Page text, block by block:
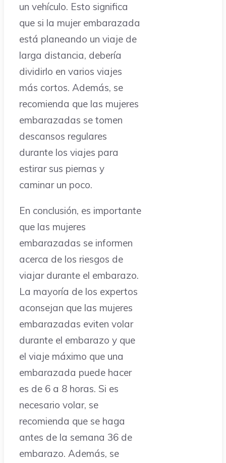
un vehículo. Esto significa
que si la mujer embarazada
está planeando un viaje de
larga distancia, debería
dividirlo en varios viajes
más cortos. Además, se
recomienda que las mujeres
embarazadas se tomen
descansos regulares
durante los viajes para
estirar sus piernas y
caminar un poco.
En conclusión, es importante
que las mujeres
embarazadas se informen
acerca de los riesgos de
viajar durante el embarazo.
La mayoría de los expertos
aconsejan que las mujeres
embarazadas eviten volar
durante el embarazo y que
el viaje máximo que una
embarazada puede hacer
es de 6 a 8 horas. Si es
necesario volar, se
recomienda que se haga
antes de la semana 36 de
embarazo. Además, se